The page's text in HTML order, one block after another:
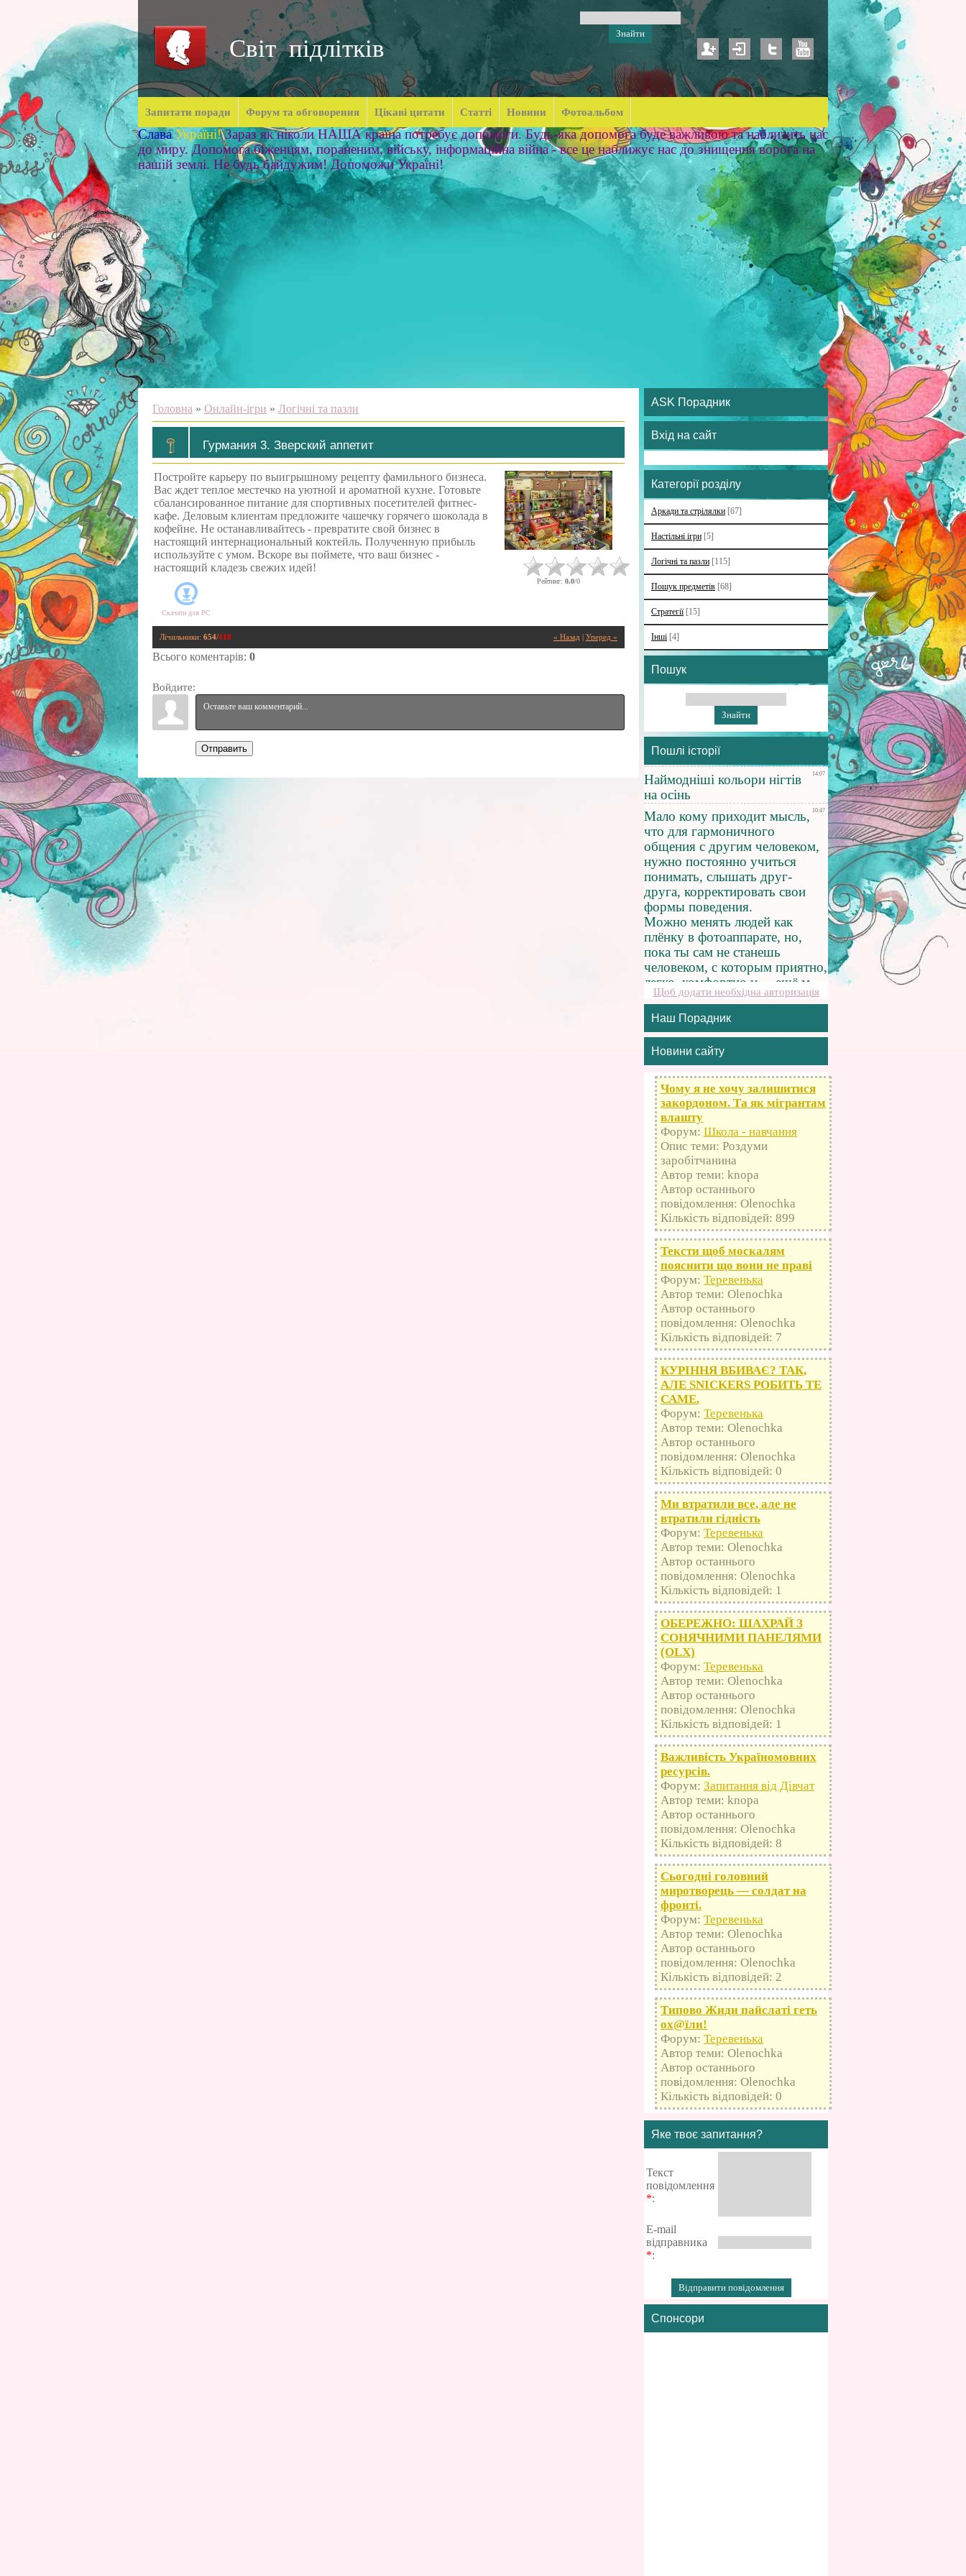
Світ підлітків
Запитати поради Форум та обговорення Цікаві цитати Статті Новини Фотоальбом
Слава Україні! Зараз як ніколи НАША країна потребує допомоги. Будь-яка допомога буде важливою та наблизить нас
до миру. Допомога біженцям, пораненим, війську, інформаційна війна - все це наближує нас до знищення ворога на
нашій землі. Не будь байдужим! Допоможи Україні!
Головна » Онлайн-ігри » Логічні та пазли
Гурмания 3. Зверский аппетит
Постройте карьеру по выигрышному рецепту фамильного бизнеса.
Вас ждет теплое местечко на уютной и ароматной кухне. Готовьте
сбалансированное питание для спортивных посетителей фитнес-
кафе. Деловым клиентам предложите чашечку горячего шоколада в
кофейне. Не останавливайтесь - превратите свой бизнес в
настоящий интернациональный коктейль. Полученную прибыль
используйте с умом. Вскоре вы поймете, что ваш бизнес -
настоящий кладезь свежих идей!
Скачати для PC
Рейтинг: 0.0/0
« Назад Уперед »
Лічильники: 654/410
Всього коментарів: 0
Войдите:
Отправить
ASK Порадник
Вхід на сайт
Категорії розділу
Аркади та стрілялки [67]
Настільні ігри [5]
Логічні та пазли [115]
Пошук предметів [68]
Стратегії [15]
Інші [4]
Пошук
Пошлі історії
Щоб додати необхідна авторизація
Наш Порадник
Новини сайту
Чому я не хочу залишитися
закордоном. Та як мігрантам
влашту
Форум: Школа - навчання
Опис теми: Роздуми
заробітчанина
Автор теми: knopa
Автор останнього
повідомлення: Olenochka
Кількість відповідей: 899
Тексти щоб москалям
пояснити що вони не праві
Форум: Теревенька
Автор теми: Olenochka
Автор останнього
повідомлення: Olenochka
Кількість відповідей: 7
КУРІННЯ ВБИВАЄ? ТАК,
АЛЕ SNICKERS РОБИТЬ ТЕ
САМЕ.
Форум: Теревенька
Автор теми: Olenochka
Автор останнього
повідомлення: Olenochka
Кількість відповідей: 0
Ми втратили все, але не
втратили гідність
Форум: Теревенька
Автор теми: Olenochka
Автор останнього
повідомлення: Olenochka
Кількість відповідей: 1
ОБЕРЕЖНО: ШАХРАЙ З
СОНЯЧНИМИ ПАНЕЛЯМИ
(OLX)
Форум: Теревенька
Автор теми: Olenochka
Автор останнього
повідомлення: Olenochka
Кількість відповідей: 1
Важливість Україномовних
ресурсів.
Форум: Запитання від Дівчат
Автор теми: knopa
Автор останнього
повідомлення: Olenochka
Кількість відповідей: 8
Сьогодні головний
миротворець — солдат на
фронті.
Форум: Теревенька
Автор теми: Olenochka
Автор останнього
повідомлення: Olenochka
Кількість відповідей: 2
Типово Жиди пайслаті геть
оx@їли!
Форум: Теревенька
Автор теми: Olenochka
Автор останнього
повідомлення: Olenochka
Кількість відповідей: 0
Яке твоє запитання?
Текст
повідомлення
*:
E-mail
відправника
*:
Спонсори